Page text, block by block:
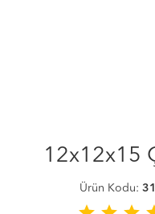
12x12x15
Ürün Kodu: